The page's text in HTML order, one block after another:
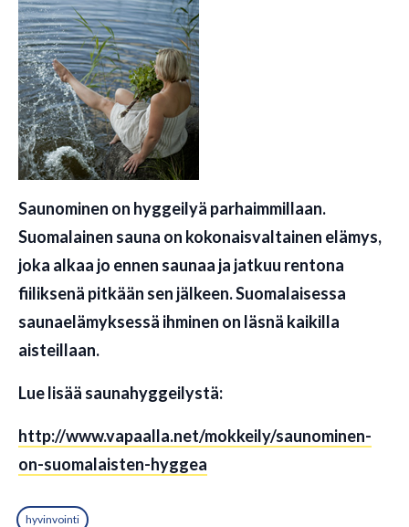
Saunominen on hyggeilyä parhaimmillaan.
Suomalainen sauna on kokonaisvaltainen elämys,
joka alkaa jo ennen saunaa ja jatkuu rentona
fiiliksenä pitkään sen jälkeen. Suomalaisessa
saunaelämyksessä ihminen on läsnä kaikilla
aisteillaan.
Lue lisää saunahyggeilystä:
http://www.vapaalla.net/mokkeily/saunominen-
on-suomalaisten-hyggea
hyvinvointi